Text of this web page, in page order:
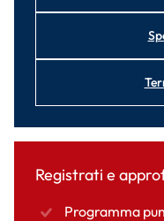
Registrati e
Programma